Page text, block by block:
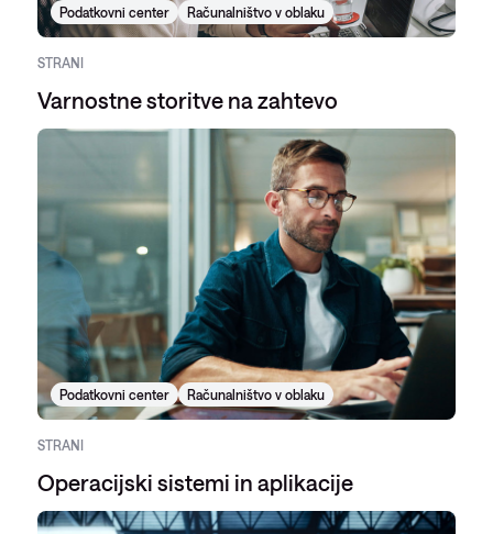
Podatkovni center Računalništvo v oblaku
STRANI
Varnostne storitve na zahtevo
Podatkovni center Računalništvo v oblaku
STRANI
Operacijski sistemi in aplikacije